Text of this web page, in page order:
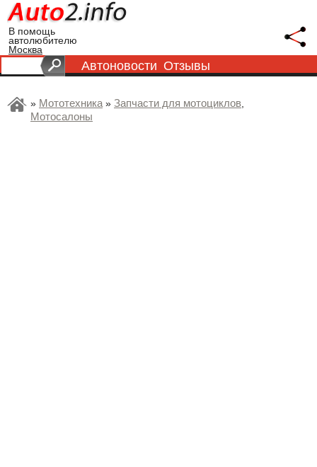
В помощь
автолюбителю
Москва
Автоновости Отзывы
» Мототехника» Запчасти для мотоциклов,
Мотосалоны